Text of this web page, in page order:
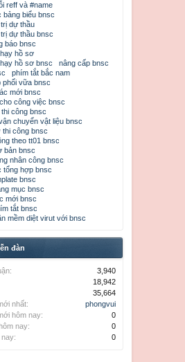
reff và #name
bảng biểu bnsc
dự thầu
dự thầu bnsc
báo bnsc
hồ sơ
hồ sơ bnsc
nâng cấp bnsc
phím tắt bắc nam
phối vữa bnsc
mới bnsc
công việc bnsc
công bnsc
chuyển vật liệu bnsc
thi công bnsc
theo tt01 bnsc
bản bnsc
nhân công bnsc
tổng hợp bnsc
bnsc
mục bnsc
mới bnsc
tắt bnsc
mềm diệt virut với bnsc
đàn
3,940
18,942
35,664
nhất:
phongvui
hôm nay:
0
nay:
0
nay:
0